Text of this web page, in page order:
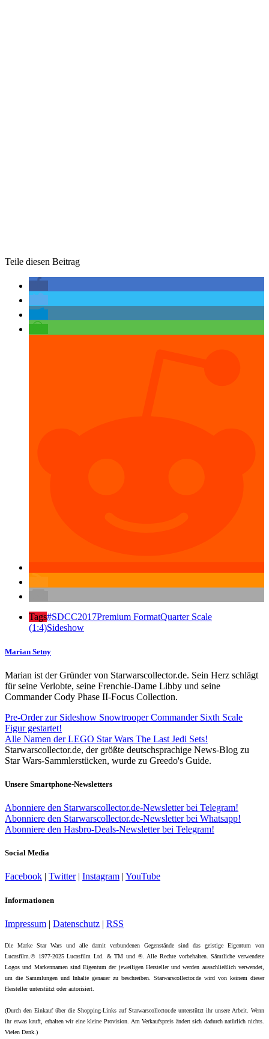
Teile diesen Beitrag
Tags#SDCC2017Premium FormatQuarter Scale
(1:4)Sideshow
Marian Setny
Marian ist der Gründer von Starwarscollector.de. Sein Herz schlägt
für seine Verlobte, seine Frenchie-Dame Libby und seine
Commander Cody Phase II-Focus Collection.
Pre-Order zur Sideshow Snowtrooper Commander Sixth Scale
Figur gestartet!
Alle Namen der LEGO Star Wars The Last Jedi Sets!
Starwarscollector.de, der größte deutschsprachige News-Blog zu
Star Wars-Sammlerstücken, wurde zu Greedo's Guide.
Unsere Smartphone-Newsletters
Abonniere den Starwarscollector.de-Newsletter bei Telegram!
Abonniere den Starwarscollector.de-Newsletter bei Whatsapp!
Abonniere den Hasbro-Deals-Newsletter bei Telegram!
Social Media
Facebook | Twitter| Instagram | YouTube
Informationen
Impressum | Datenschutz | RSS
Die Marke Star Wars und alle damit verbundenen Gegenstände sind das geistige Eigentum von
Lucasfilm.© 1977-2025 Lucasfilm Ltd. & TM und ®. Alle Rechte vorbehalten. Sämtliche verwendete
Logos und Markennamen sind Eigentum der jeweiligen Hersteller und werden ausschließlich verwendet,
um die Sammlungen und Inhalte genauer zu beschreiben. Starwarscollector.de wird von keinem dieser
Hersteller unterstützt oder autorisiert.
(Durch den Einkauf über die Shopping-Links auf Starwarscollector.de unterstützt ihr unsere Arbeit. Wenn
ihr etwas kauft, erhalten wir eine kleine Provision. Am Verkaufspreis ändert sich dadurch natürlich nichts.
Vielen Dank.)